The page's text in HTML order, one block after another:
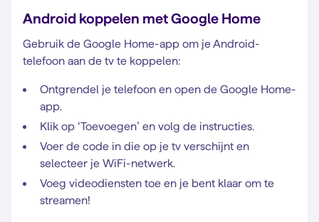
Android koppelen met Google Home
Gebruik de Google Home-app om je Android-
telefoon aan de tv te koppelen:
Ontgrendel je telefoon en open de Google Home-
app.
Klik op ‘Toevoegen’ en volg de instructies.
Voer de code in die op je tv verschijnt en
selecteer je WiFi-netwerk.
Voeg videodiensten toe en je bent klaar om te
streamen!